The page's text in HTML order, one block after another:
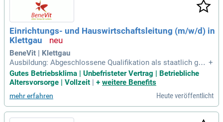
Einrichtungs- und Hauswirtschaftsleitung (m/w/d) in
Klettgau
BeneVit | Klettgau
Ausbildung: Abgeschlossene Qualifikation als staatlich gepr
üfte Hauswirtschaftliche Betriebsleitung, Hauswirtschaftsm
eisterin, Studium der Ökotrophologie oder Gesundheitsfach
er Führung eines
+
Gutes Betriebsklima | Unbefristeter Vertrag | Betriebliche
Altersvorsorge | Vollzeit
+ weitere Benefits
mehr erfahren Heute veröffentlicht